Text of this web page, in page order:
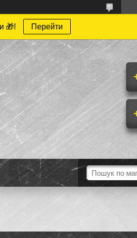
🎁! Перейти